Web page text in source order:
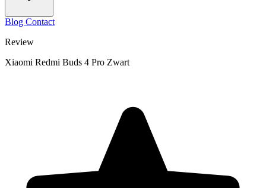
Blog Contact
Review
Xiaomi Redmi Buds 4 Pro Zwart